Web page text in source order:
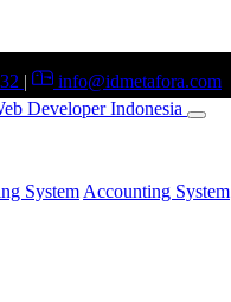
| info@idmetafora.com
System Accounting System